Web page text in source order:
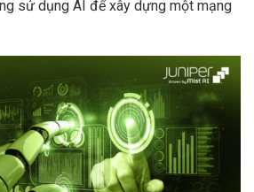
sử dụng AI để xây dựng một mạng